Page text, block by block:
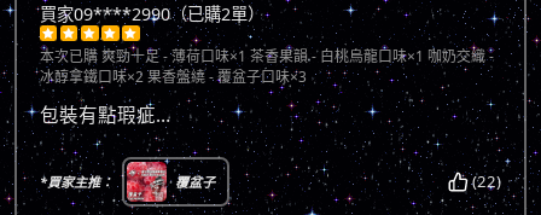
買家09****2990（已購2單）
    
本次已購爽勁十足 - 薄荷口味×1 茶香果韻 - 白桃烏龍口味×1 咖奶交織 -
冰醇拿鐵口味×2 果香盤繞 - 覆盆子口味×3
包裝有點瑕疵…
*買家主推： 覆盆子 (22)